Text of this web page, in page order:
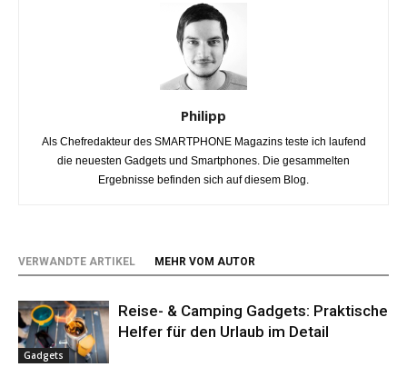
Philipp
Als Chefredakteur des SMARTPHONE Magazins teste ich laufend
die neuesten Gadgets und Smartphones. Die gesammelten
Ergebnisse befinden sich auf diesem Blog.
VERWANDTE ARTIKEL MEHR VOM AUTOR
Gadgets
Reise- & Camping Gadgets: Praktische
Helfer für den Urlaub im Detail